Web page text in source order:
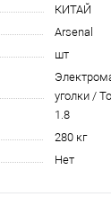
КИТАЙ
Arsenal
шт
уголки /
1.8
280 кг
Нет